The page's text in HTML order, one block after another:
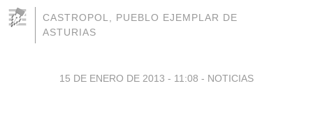
CASTROPOL, PUEBLO EJEMPLAR DE
ASTURIAS
15 DE ENERO DE 2013 - 11:08 - NOTICIAS